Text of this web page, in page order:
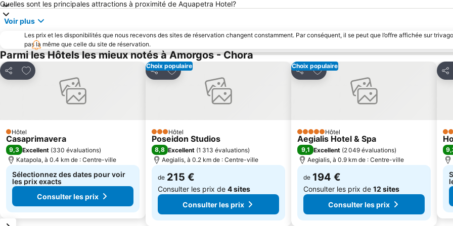
Quelles sont les principales attractions à proximité de Aquapetra Hotel?
Voir plus
Les prix et les disponibilités que nous recevons des sites de réservation changent constamment. Par conséquent, il se peut que l’offre affichée sur
pas la même que celle du site de réservation.
Parmi les Hôtels les mieux notés à Amorgos - Chora
Partager
Ajouter à mes favoris
1 Étoiles
Hôtel
Casaprimavera
9,3 Excellent (330 évaluations)
Katapola, à 0.4 km de : Centre-ville
Sélectionnez des dates pour voir
les prix exacts
Consulter les prix
Choix populaire
Partager
Ajouter à mes favoris
3 Étoiles
Hôtel
Poseidon Studios
8,8 Excellent (1 313 évaluations)
Aegialis, à 0.2 km de : Centre-ville
de 215 €
Consulter les prix de 4 sites
Consulter les prix
Choix populaire
Partager
Ajouter à mes favoris
5 ÉtoilesHôtel
Aegialis Hotel & Spa
9,1 Excellent (2 049 évaluations)
Aegialis, à 0.9 km de : Centre-ville
de 194 €
Consulter les prix de 12 sites
Consulter les prix
2